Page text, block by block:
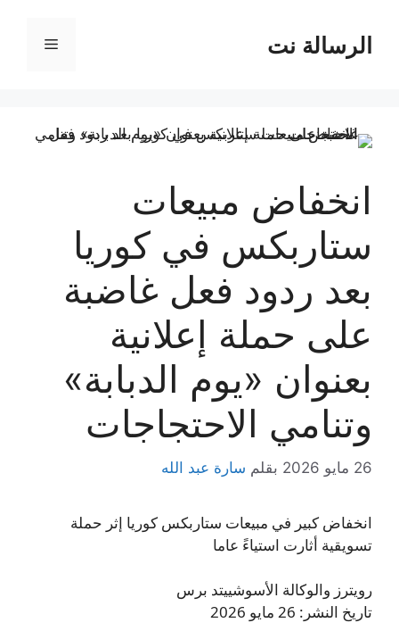
المحتوىالرسالة نت القائمة
انخفاض مبيعات
ستاربكس في كوريا
بعد ردود فعل غاضبة
على حملة إعلانية
بعنوان «يوم الدبابة»
وتنامي الاحتجاجات
26 مايو 2026 بقلم سارة عبد الله
انخفاض كبير في مبيعات ستاربكس كوريا إثر حملة
تسويقية أثارت استياءً عاما
رويترز والوكالة الأسوشييتد برس
تاريخ النشر: 26 مايو 2026